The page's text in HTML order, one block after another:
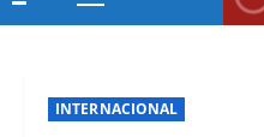
Menú
INTERNACIONAL